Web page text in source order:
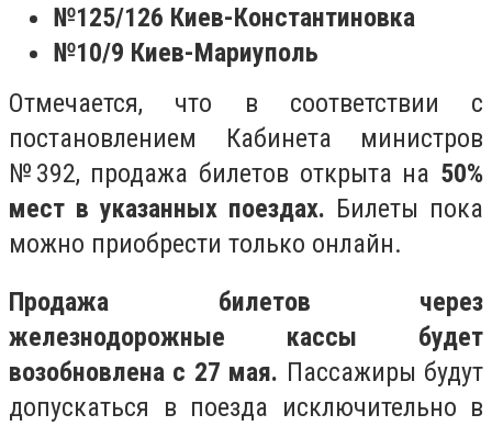
№125/126 Киев-Константиновка
№10/9 Киев-Мариуполь
Отмечается, что в соответствии с
постановлением Кабинета министров
№392, продажа билетов открыта на 50%
мест в указанных поездах. Билеты пока
можно приобрести только онлайн.
Продажа билетов через
железнодорожные кассы будет
возобновлена с 27 мая. Пассажиры будут
допускаться в поезда исключительно в